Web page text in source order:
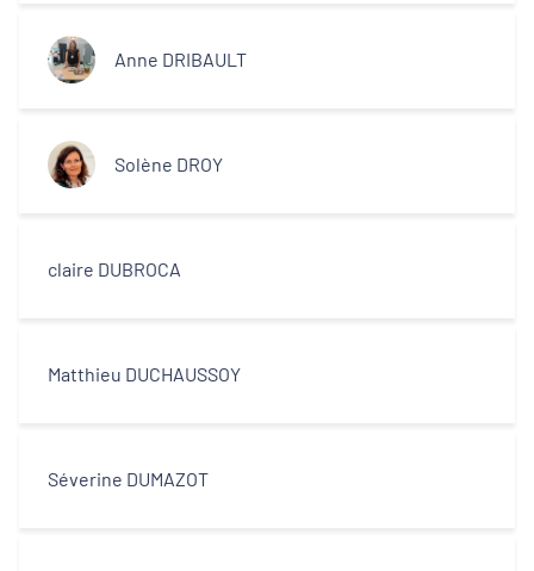
Anne DRIBAULT
Solène DROY
claire DUBROCA
Matthieu DUCHAUSSOY
Séverine DUMAZOT